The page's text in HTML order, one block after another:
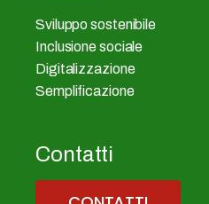
Sviluppo sostenibile
Inclusione sociale
Digitalizzazione
Semplificazione
Contatti